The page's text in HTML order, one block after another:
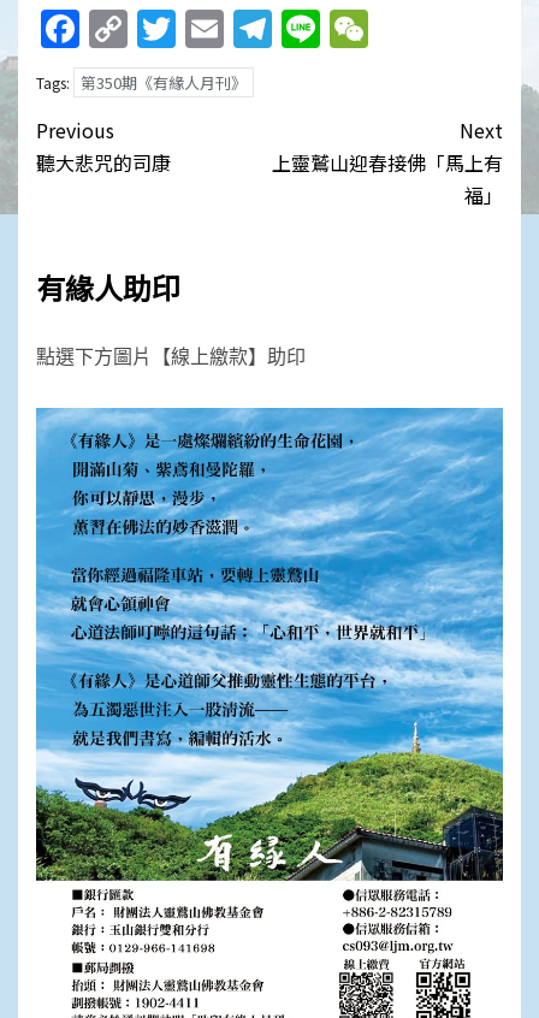
Facebook
Copy
Link
Twitter
EmailTelegram
Line
Tags: 第350期《有緣人月刊》
Post
navigation
Previous
聽大悲咒的司康
Next
上靈鷲山迎春接佛「馬上有
福」
有緣人助印
點選下方圖片【線上繳款】助印